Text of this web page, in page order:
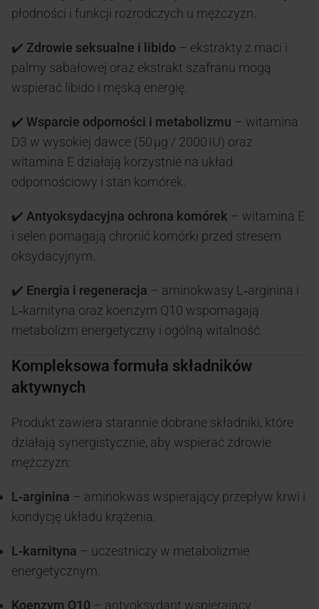
płodności i funkcji rozrodczych u mężczyzn.
✔️ Zdrowie seksualne i libido – ekstrakty z maci i
palmy sabałowej oraz ekstrakt szafranu mogą
wspierać libido i męską energię.
✔️Wsparcie odporności i metabolizmu – witamina
D3 w wysokiej dawce (50 µg / 2000 IU) oraz
witamina E działają korzystnie na układ
odpornościowy i stan komórek.
✔️ Antyoksydacyjna ochrona komórek – witamina E
i selen pomagają chronić komórki przed stresem
oksydacyjnym.
✔️ Energia i regeneracja – aminokwasy L‑arginina i
L‑karnityna oraz koenzym Q10 wspomagają
metabolizm energetyczny i ogólną witalność.
Kompleksowa formuła składników
aktywnych
Produkt zawiera starannie dobrane składniki, które
działają synergistycznie, aby wspierać zdrowie
mężczyzn:
L‑arginina – aminokwas wspierający przepływ krwi i
kondycję układu krążenia.
L‑karnityna – uczestniczy w metabolizmie
energetycznym.
Koenzym Q10 – antyoksydant wspierający